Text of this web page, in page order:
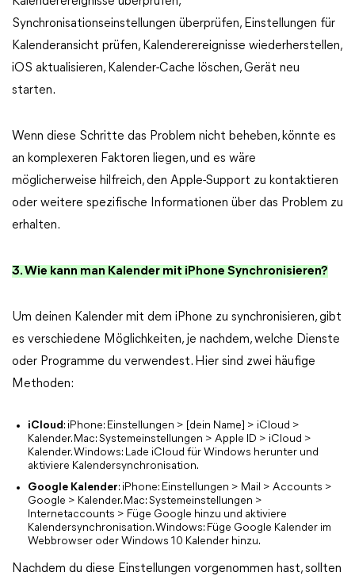
Synchronisationseinstellungen überprüfen, Einstellungen für
Kalenderansicht prüfen, Kalenderereignisse wiederherstellen,
iOS aktualisieren, Kalender-Cache löschen, Gerät neu
starten.
Wenn diese Schritte das Problem nicht beheben, könnte es
an komplexeren Faktoren liegen, und es wäre
möglicherweise hilfreich, den Apple-Support zu kontaktieren
oder weitere spezifische Informationen über das Problem zu
erhalten.
3. Wie kann man Kalender mit iPhone Synchronisieren?
Um deinen Kalender mit dem iPhone zu synchronisieren, gibt
es verschiedene Möglichkeiten, je nachdem, welche Dienste
oder Programme du verwendest. Hier sind zwei häufige
Methoden:
iCloud: iPhone: Einstellungen > [dein Name] > iCloud >
Kalender. Mac: Systemeinstellungen > Apple ID > iCloud >
Kalender. Windows: Lade iCloud für Windows herunter und
aktiviere Kalendersynchronisation.
Google Kalender: iPhone: Einstellungen > Mail > Accounts >
Google > Kalender. Mac: Systemeinstellungen >
Internetaccounts > Füge Google hinzu und aktiviere
Kalendersynchronisation. Windows: Füge Google Kalender im
Webbrowser oder Windows 10 Kalender hinzu.
Nachdem du diese Einstellungen vorgenommen hast, sollten